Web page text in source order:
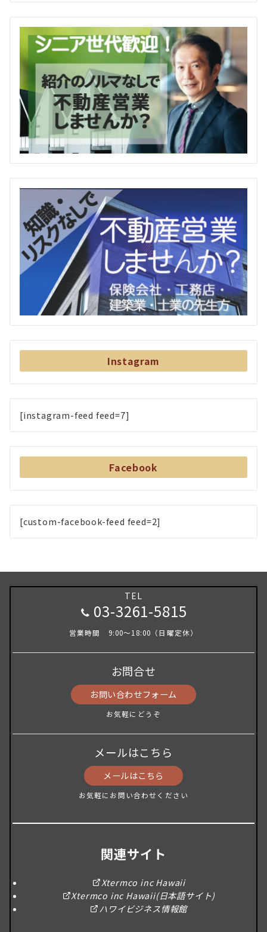
Instagram
[instagram-feed feed=7]
Facebook
[custom-facebook-feed feed=2]
TEL
03-3261-5815
営業時間 9:00～18:00（日曜定休）
お問合せ
お問い合わせフォーム
お気軽にどうぞ
メールはこちら
メールはこちら
お気軽にお問い合わせください
関連サイト
Xtermco inc Hawaii
Xtermco inc Hawaii(日本語サイト)
ハワイビジネス情報館